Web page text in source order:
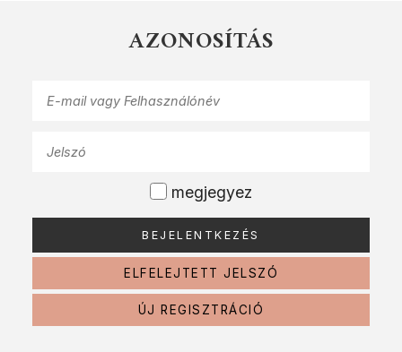
AZONOSÍTÁS
megjegyez
ELFELEJTETT JELSZÓ
ÚJ REGISZTRÁCIÓ